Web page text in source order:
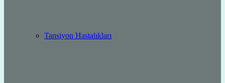
Tansiyon Hastalıkları